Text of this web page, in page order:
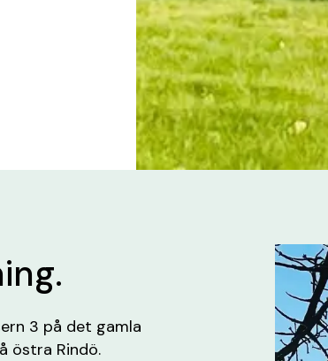
3 på det gamla
östra Rindö.